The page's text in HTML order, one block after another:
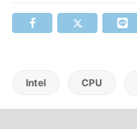
Intel CPU